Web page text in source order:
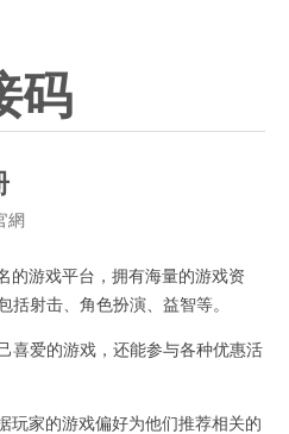
码
網
游戏平台，拥有海量的游戏资
射击、角色扮演、益智等。
爱的游戏，还能参与各种优惠活
家的游戏偏好为他们推荐相关的